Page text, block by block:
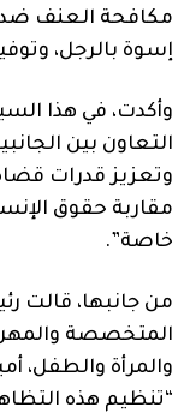
مكافحة العنف ضد
إسوة بالرجل،
وأكدت، في هذا
التعاون بين
وتعزيز قدرات
مقاربة حقوق
خاصة”.
من جانبها، قالت
المتخصصة والمهن
والمرأة والطفل،
“تنظيم هذه